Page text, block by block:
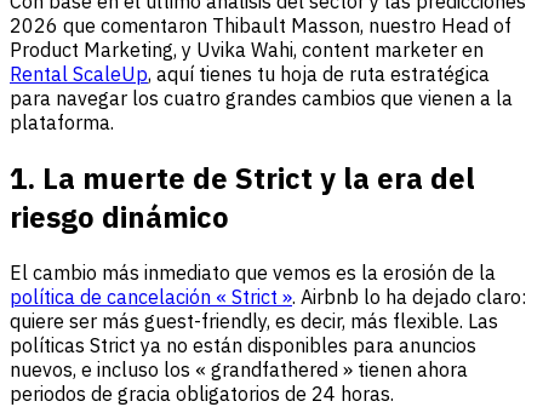
2026 que comentaron Thibault Masson, nuestro Head of
Product Marketing, y Uvika Wahi, content marketer en
Rental ScaleUp, aquí tienes tu hoja de ruta estratégica
para navegar los cuatro grandes cambios que vienen a la
plataforma.
1. La muerte de Strict y la era del
riesgo dinámico
El cambio más inmediato que vemos es la erosión de la
política de cancelación « Strict ». Airbnb lo ha dejado claro:
quiere ser más guest-friendly, es decir, más flexible. Las
políticas Strict ya no están disponibles para anuncios
nuevos, e incluso los « grandfathered » tienen ahora
periodos de gracia obligatorios de 24 horas.